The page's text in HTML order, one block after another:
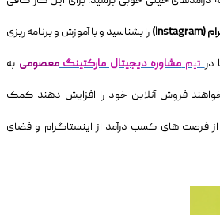
(Instagram) را بشناسید و با آموزش و برنامه ریزی
در تیممشاوره دیجیتال مارکتینگ معصومی به
فروش آنلاین خود را افزایش دهند کمک
فرصت های کسب درآمد از اینستاگرام و فضای